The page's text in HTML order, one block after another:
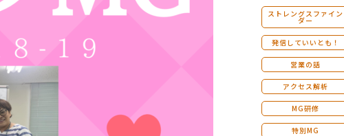
ストレングスファイン
ダー
発信していいとも！
営業の話
アクセス解析
MG研修
特別MG